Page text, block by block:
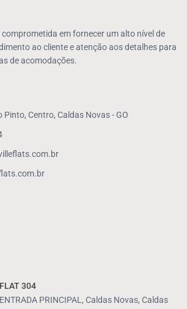
em fornecer um alto nível de
ao cliente e atenção aos detalhes para
de acomodações.
Pinto, Centro, Caldas Novas - GO
FLAT 304
ENTRADA PRINCIPAL, Caldas Novas, Caldas